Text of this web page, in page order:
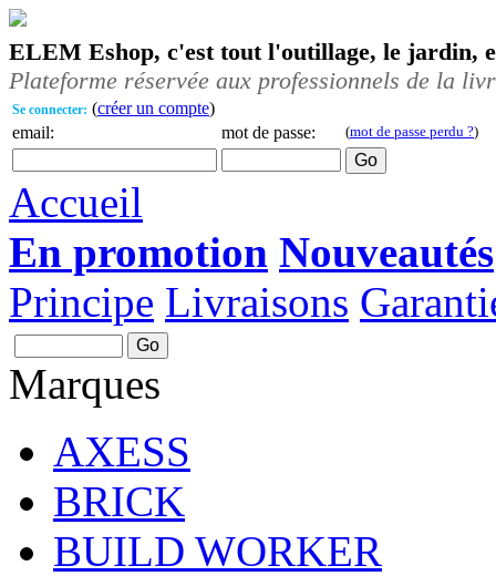
ELEM Eshop, c'est tout l'outillage, le jardin,
Plateforme réservée aux professionnels de la
Se connecter: (créer un compte)
email:
mot de passe: (mot de passe perdu ?)
Accueil
En promotion Nouveautés
Principe Livraisons
Marques
AXESS
BRICK
BUILD WORKER